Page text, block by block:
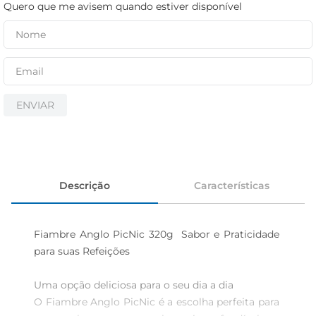
Quero que me avisem quando estiver disponível
ENVIAR
Descrição Características
Fiambre Anglo PicNic 320g  Sabor e Praticidade
para suas Refeições
Uma opção deliciosa para o seu dia a dia
O Fiambre Anglo PicNic é a escolha perfeita para
iogurte
papel higiênico